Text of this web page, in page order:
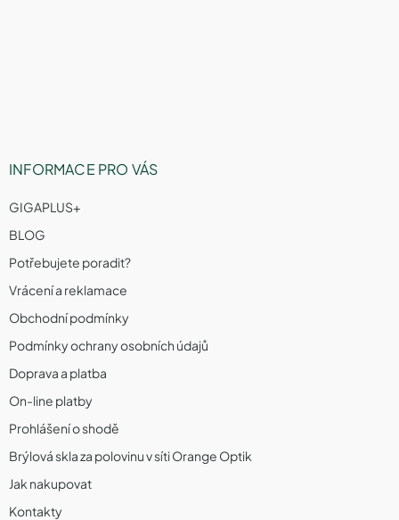
INFORMACE PRO VÁS
GIGAPLUS+
BLOG
Potřebujete poradit?
Vrácení a reklamace
Obchodní podmínky
Podmínky ochrany osobních údajů
Doprava a platba
On-line platby
Prohlášení o shodě
Brýlová skla za polovinu v síti Orange Optik
Jak nakupovat
Kontakty